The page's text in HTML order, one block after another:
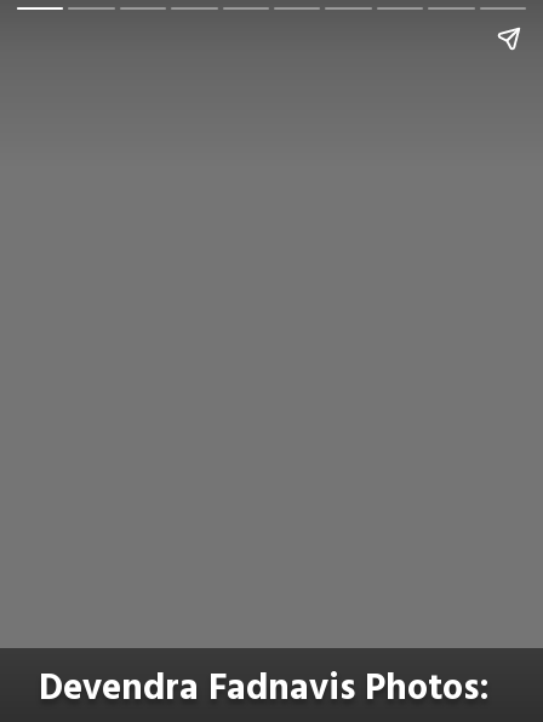
Devendra Fadnavis Photos: